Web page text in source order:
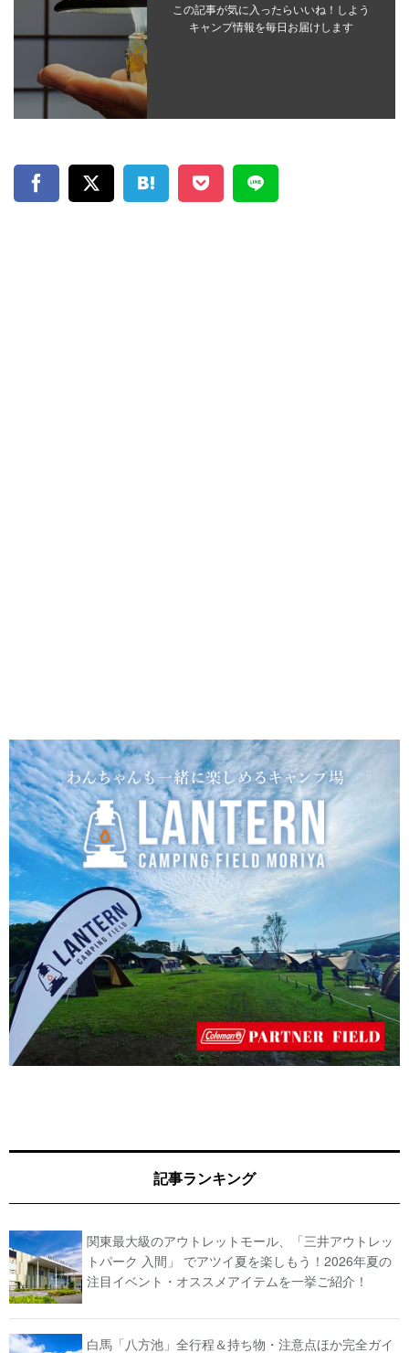
この記事が気に入ったらいいね！しよう
キャンプ情報を毎日お届けします
記事ランキング
関東最大級のアウトレットモール、「三井アウトレッ
トパーク 入間」 でアツイ夏を楽しもう！2026年夏の
注目イベント・オススメアイテムを一挙ご紹介！
白馬「八方池」全行程＆持ち物・注意点ほか完全ガイ